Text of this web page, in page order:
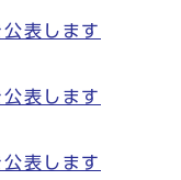
表します
表します
表します